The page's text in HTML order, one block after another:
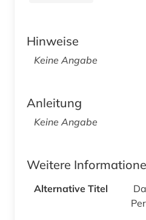
Hinweise
Keine Angabe
Anleitung
Keine Angabe
Weitere
Alternative Titel